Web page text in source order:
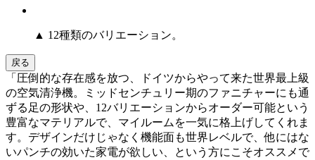
▲ 12種類のバリエーション。
戻る
「圧倒的な存在感を放つ、ドイツからやって来た世界最上級
の空気清浄機。ミッドセンチュリー期のファニチャーにも通
ずる足の形状や、12バリエーションからオーダー可能という
豊富なマテリアルで、マイルームを一気に格上げしてくれま
す。デザインだけじゃなく機能面も世界レベルで、他にはな
いパンチの効いた家電が欲しい、という方にこそオススメで